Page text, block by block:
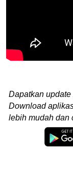
Dapatkan
Download
lebih mudah dan